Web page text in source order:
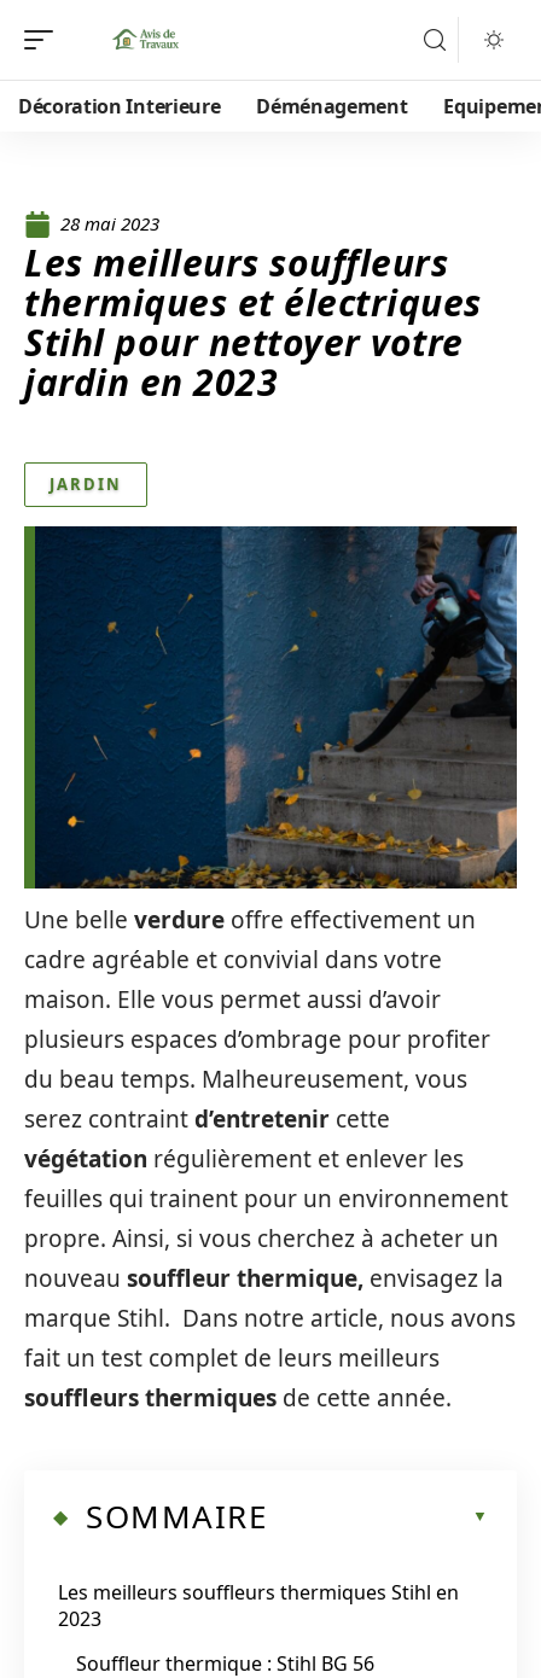
Décoration Interieure Déménagement
28 mai 2023
Les meilleurs souffleurs
thermiques et électriques
Stihl pour nettoyer votre
jardin en 2023
JARDIN
Une belle verdure offre effectivement un
cadre agréable et convivial dans votre
maison. Elle vous permet aussi d’avoir
plusieurs espaces d’ombrage pour profiter
du beau temps. Malheureusement, vous
serez contraintd’entretenir cette
végétation régulièrement et enlever les
feuilles qui trainent pour un environnement
propre. Ainsi, si vous cherchez à acheter un
nouveau souffleur thermique, envisagez la
marque Stihl. Dans notre article, nous avons
fait un test complet de leurs meilleurs
souffleurs thermiques de cette année.
SOMMAIRE
Les meilleurs souffleurs thermiques Stihl en
2023
Souffleur thermique : Stihl BG 56